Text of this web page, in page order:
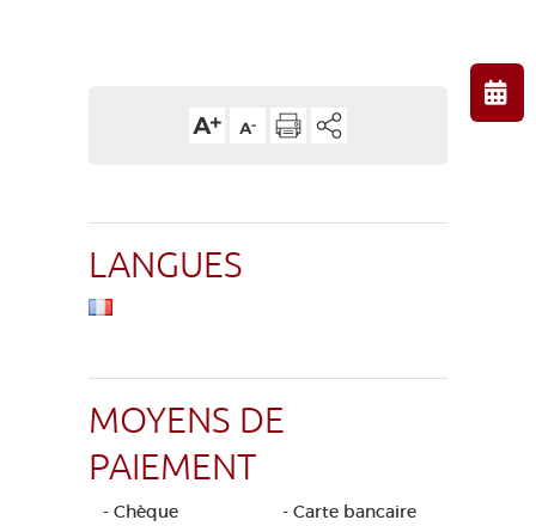
LANGUES
MOYENS DE
PAIEMENT
- Chèque
- Carte bancaire